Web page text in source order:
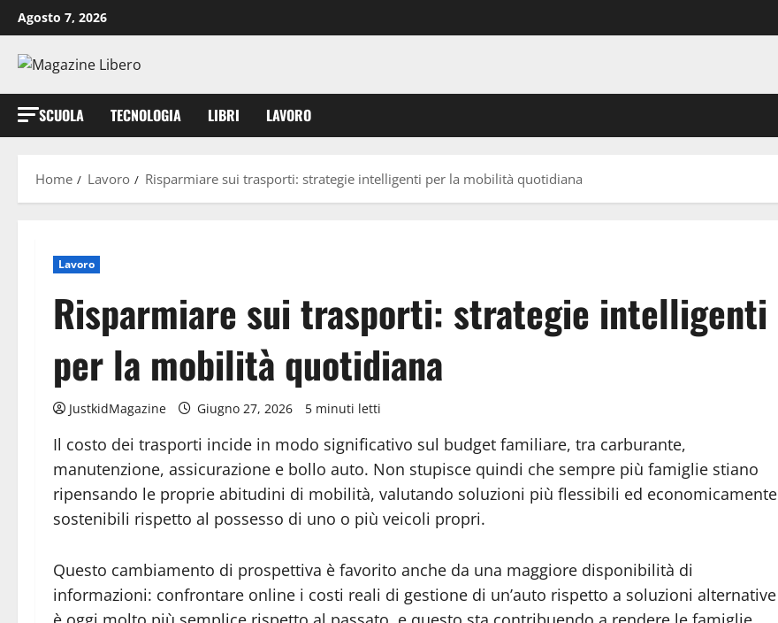
al
contenuto
Agosto 7, 2026
SCUOLA TECNOLOGIA LIBRI LAVORO
Home Lavoro Risparmiare sui trasporti: strategie intelligenti per la mobilità quotidiana
Lavoro
Risparmiare sui trasporti: strategie intelligenti
per la mobilità quotidiana
JustkidMagazine Giugno 27, 2026 5 minuti letti
Il costo dei trasporti incide in modo significativo sul budget familiare, tra carburante,
manutenzione, assicurazione e bollo auto. Non stupisce quindi che sempre più famiglie stiano
ripensando le proprie abitudini di mobilità, valutando soluzioni più flessibili ed economicamente
sostenibili rispetto al possesso di uno o più veicoli propri.
Questo cambiamento di prospettiva è favorito anche da una maggiore disponibilità di
informazioni: confrontare online i costi reali di gestione di un’auto rispetto a soluzioni alternative